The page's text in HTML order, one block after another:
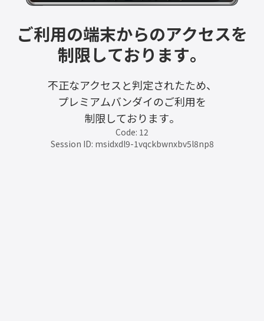
ご利用の端末からのアクセスを
制限しております。
不正なアクセスと判定されたため、
プレミアムバンダイのご利用を
制限しております。
Code: 12
Session ID: msidxdl9-1vqckbwnxbv5l8np8